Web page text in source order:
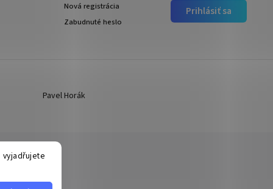
vyjadřujete
Prihlásiť sa
Nová registrácia
Zabudnuté heslo
Pavel Horák